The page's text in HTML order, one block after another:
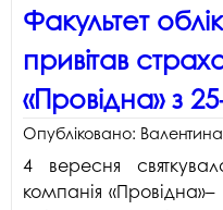
Факультет
привітав
«Провідна» з
Опубліковано:
4 вересня
компанія